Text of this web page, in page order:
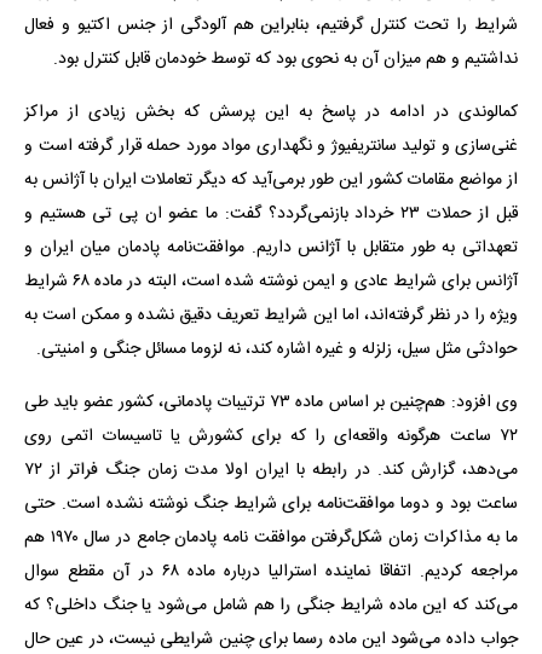
شرایط را تحت کنترل گرفتیم، بنابراین هم آلودگی از جنس اکتیو و فعال
نداشتیم و هم میزان آن به نحوی بود که توسط خودمان قابل کنترل بود.
کمالوندی در ادامه در پاسخ به این پرسش که بخش زیادی از مراکز
غنی‌سازی و تولید سانتریفیوژ و نگهداری مواد مورد حمله قرار گرفته است و
از مواضع مقامات کشور این طور برمی‌آید که دیگر تعاملات ایران با آژانس به
قبل از حملات ۲۳ خرداد بازنمی‌گردد؟ گفت: ما عضو ان پی تی هستیم و
تعهداتی به طور متقابل با آژانس داریم. موافقت‌نامه پادمان میان ایران و
آژانس برای شرایط عادی و ایمن نوشته شده است، البته در ماده ۶۸ شرایط
ویژه را در نظر گرفته‌اند، اما این شرایط تعریف دقیق نشده و ممکن است به
حوادثی مثل سیل، زلزله و غیره اشاره کند، نه لزوما مسائل جنگی و امنیتی.
وی افزود: هم‌چنین بر اساس ماده ۷۳ ترتیبات پادمانی، کشور عضو باید طی
۷۲ ساعت هرگونه واقعه‌ای را که برای کشورش یا تاسیسات اتمی روی
می‌دهد، گزارش کند. در رابطه با ایران اولا مدت زمان جنگ فراتر از ۷۲
ساعت بود و دوما موافقت‌نامه برای شرایط جنگ نوشته نشده است. حتی
ما به مذاکرات زمان شکل‌گرفتن موافقت نامه پادمان جامع در سال ۱۹۷۰ هم
مراجعه کردیم. اتفاقا نماینده استرالیا درباره ماده ۶۸ در آن مقطع سوال
می‌کند که این ماده شرایط جنگی را هم شامل می‌شود یا جنگ داخلی؟ که
جواب داده می‌شود این ماده رسما برای چنین شرایطی نیست، در عین حال